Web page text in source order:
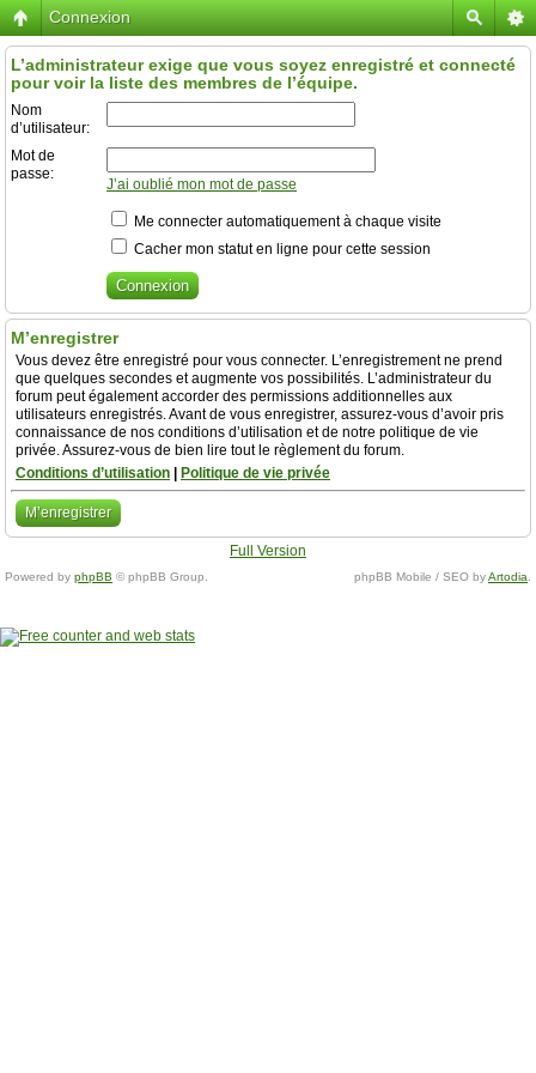
Connexion
L’administrateur exige que vous soyez enregistré et connecté
pour voir la liste des membres de l’équipe.
Nom
d’utilisateur:
Mot de
passe:
J’ai oublié mon mot de passe
Me connecter automatiquement à chaque visite
Cacher mon statut en ligne pour cette session
M’enregistrer
Vous devez être enregistré pour vous connecter. L’enregistrement ne prend
que quelques secondes et augmente vos possibilités. L’administrateur du
forum peut également accorder des permissions additionnelles aux
utilisateurs enregistrés. Avant de vous enregistrer, assurez-vous d’avoir pris
connaissance de nos conditions d’utilisation et de notre politique de vie
privée. Assurez-vous de bien lire tout le règlement du forum.
Conditions d’utilisation
Politique de vie privée
M’enregistrer
Full Version
Powered by phpBB © phpBB Group. phpBB Mobile / SEO byArtodia